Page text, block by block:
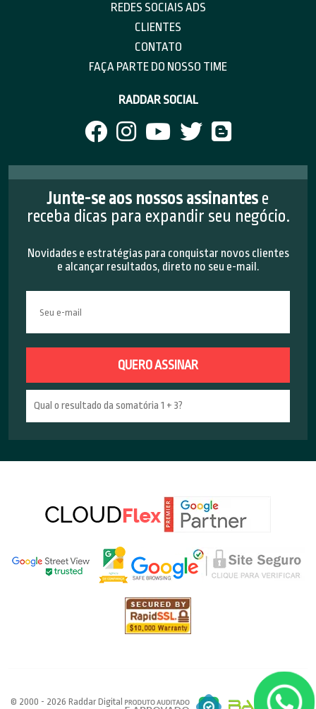
REDES SOCIAIS ADS
CLIENTES
CONTATO
FAÇA PARTE DO NOSSO TIME
RADDAR SOCIAL
Junte-se aos nossos assinantes e
receba dicas para expandir seu negócio.
Novidades e estratégias para conquistar novos clientes
e alcançar resultados, direto no seu e-mail.
© 2000 - 2026 Raddar Digital